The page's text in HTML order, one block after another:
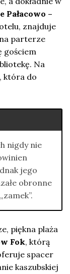
Pałacowo –
znajduje
parterze
gościem
Na
która do
nigdy nie
jego
obronne
piękna plaża
Fok, którą
spacer
kaszubskiej